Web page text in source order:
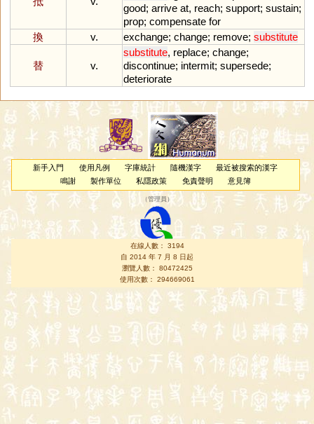
good; arrive at, reach; support; sustain;
prop; compensate for
換
v. exchange; change; remove; substitute
替 v.
substitute, replace; change;
discontinue; intermit; supersede;
deteriorate
新手入門 使用凡例 字庫統計 隨機漢字
最近被搜索的漢字
鳴謝
製作單位 私隱政策 免責聲明 意見簿
（管理員 ）
在線人數： 3194
自 2014 年 7 月 8 日起
瀏覽人數： 80472425
使用次數： 294669061